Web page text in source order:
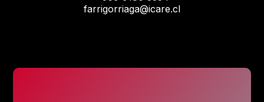
farrigorriaga@icare.cl